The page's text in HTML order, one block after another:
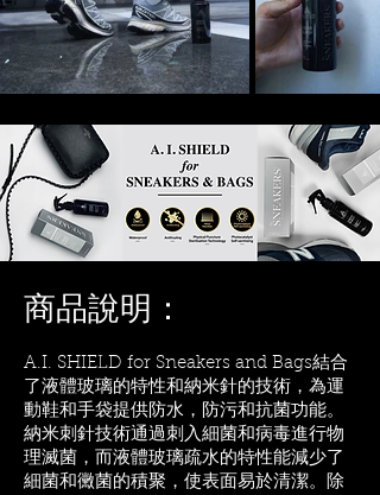
商品說明：
A.I. SHIELD for Sneakers and Bags結合
了液體玻璃的特性和納米針的技術，為運
動鞋和手袋提供防水，防污和抗菌功能。
納米刺針技術通過刺入細菌和病毒進行物
理滅菌，而液體玻璃疏水的特性能減少了
細菌和黴菌的積聚，使表面易於清潔。除